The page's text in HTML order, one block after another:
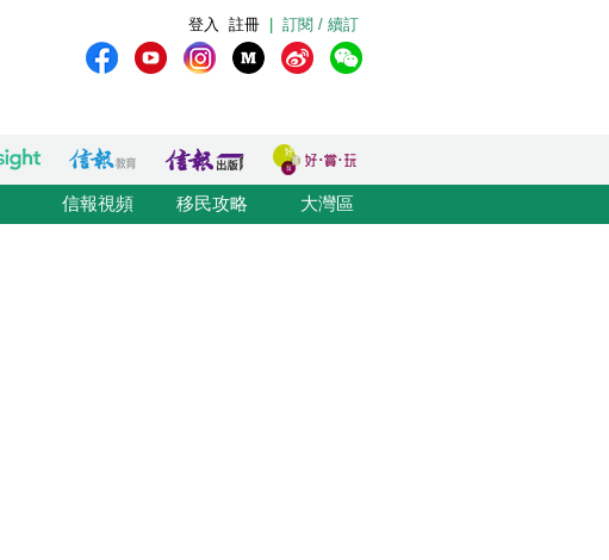
訂閱 / 續訂
註冊
登入
信報視頻 移民攻略 大灣區